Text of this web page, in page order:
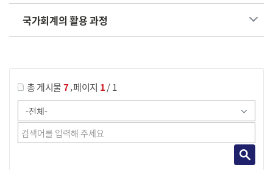
국가회계의 활용 과정
총 게시물7,페이지 1/ 1